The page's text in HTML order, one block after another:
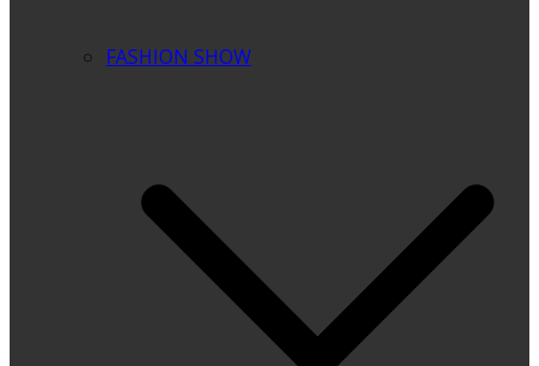
FASHION SHOW